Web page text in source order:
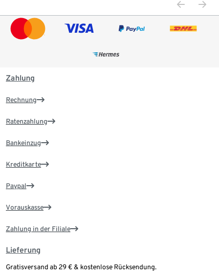
Zahlung
Rechnung
Ratenzahlung
Bankeinzug
Kreditkarte
Paypal
Vorauskasse
Zahlung in der Filiale
Lieferung
Gratisversand ab 29 € & kostenlose Rücksendung.